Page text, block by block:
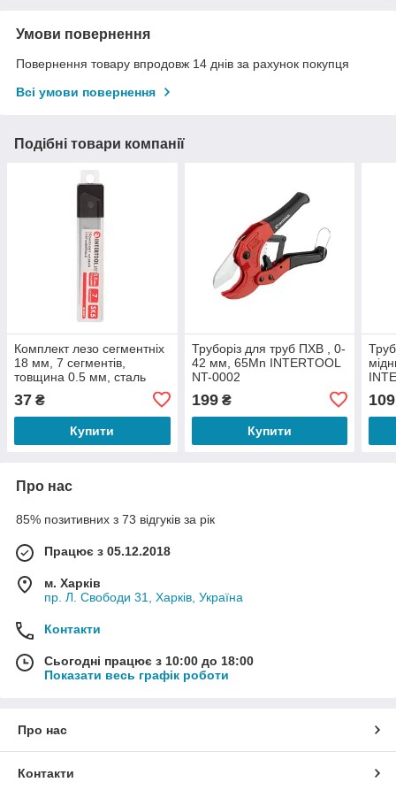
Умови повернення
Повернення товару впродовж 14 днів за рахунок покупця
Всі умови повернення
Подібні товари компанії
Комплект лезо сегментніх
18 мм, 7 сегментів,
товщина 0.5 мм, сталь
INTERTOOL HT-0527
37 ₴
Купити
Труборіз для труб ПХВ , 0-
42 мм, 65Mn INTERTOOL
NT-0002
199₴
Купити
109
Про нас
85% позитивних з 73 відгуків за рік
Працює з 05.12.2018
м. Харків
пр. Л. Свободи 31, Харків, Україна
Контакти
Сьогодні працює з 10:00 до 18:00
Показати весь графік роботи
Про нас
Контакти